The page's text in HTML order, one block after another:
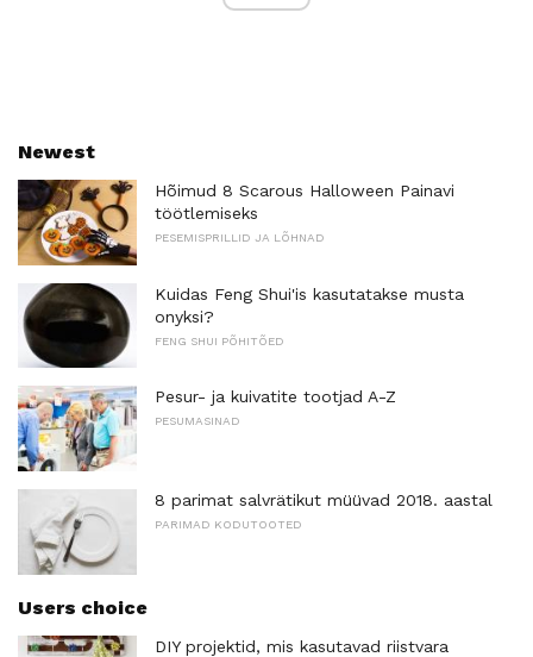
Newest
Hõimud 8 Scarous Halloween Painavi
töötlemiseks
PESEMISPRILLID JA LÕHNAD
Kuidas Feng Shui'is kasutatakse musta
onyksi?
FENG SHUI PÕHITÕED
Pesur- ja kuivatite tootjad A-Z
PESUMASINAD
8 parimat salvrätikut müüvad 2018. aastal
PARIMAD KODUTOOTED
Users choice
DIY projektid, mis kasutavad riistvara